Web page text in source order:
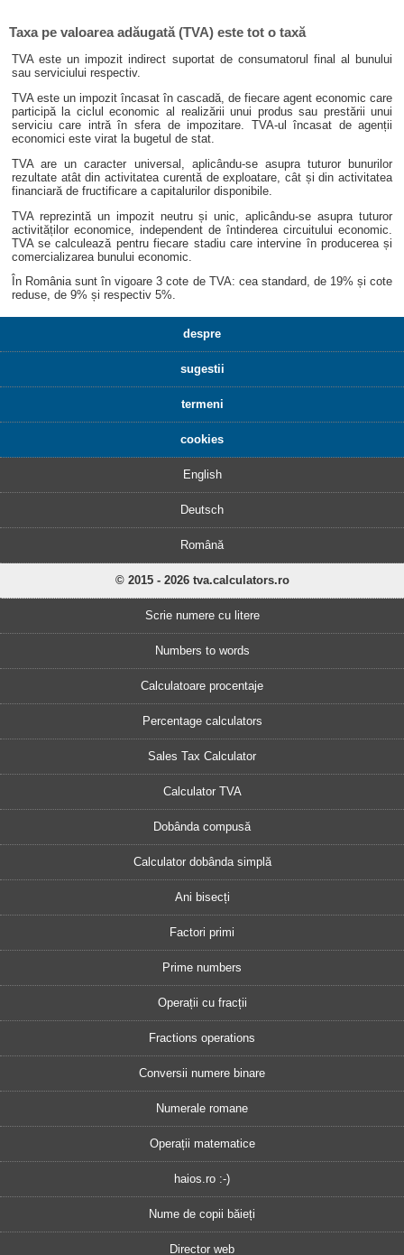
Taxa pe valoarea adăugată (TVA) este tot o taxă
TVA este un impozit indirect suportat de consumatorul final al bunului
sau serviciului respectiv.
TVA este un impozit încasat în cascadă, de fiecare agent economic care
participă la ciclul economic al realizării unui produs sau prestării unui
serviciu care intră în sfera de impozitare. TVA-ul încasat de agenții
economici este virat la bugetul de stat.
TVA are un caracter universal, aplicându-se asupra tuturor bunurilor
rezultate atât din activitatea curentă de exploatare, cât și din activitatea
financiară de fructificare a capitalurilor disponibile.
TVA reprezintă un impozit neutru și unic, aplicându-se asupra tuturor
activităților economice, independent de întinderea circuitului economic.
TVA se calculează pentru fiecare stadiu care intervine în producerea și
comercializarea bunului economic.
În România sunt în vigoare 3 cote de TVA: cea standard, de 19% și cote
reduse, de 9% și respectiv 5%.
despre
sugestii
termeni
cookies
English
Deutsch
Română
© 2015 - 2026 tva.calculators.ro
Scrie numere cu litere
Numbers to words
Calculatoare procentaje
Percentage calculators
Sales Tax Calculator
Calculator TVA
Dobânda compusă
Calculator dobânda simplă
Ani bisecți
Factori primi
Prime numbers
Operații cu fracții
Fractions operations
Conversii numere binare
Numerale romane
Operații matematice
haios.ro :-)
Nume de copii băieți
Director web